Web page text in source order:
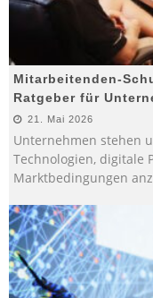
Mitarbeitenden-
Ratgeber für
21. Mai 2026
Unternehmen stehen
Technologien, digitale
Marktbedingungen